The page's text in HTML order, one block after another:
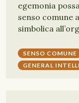
egemonia
senso comune
simbolica
SENSO COMUNE
GENERAL